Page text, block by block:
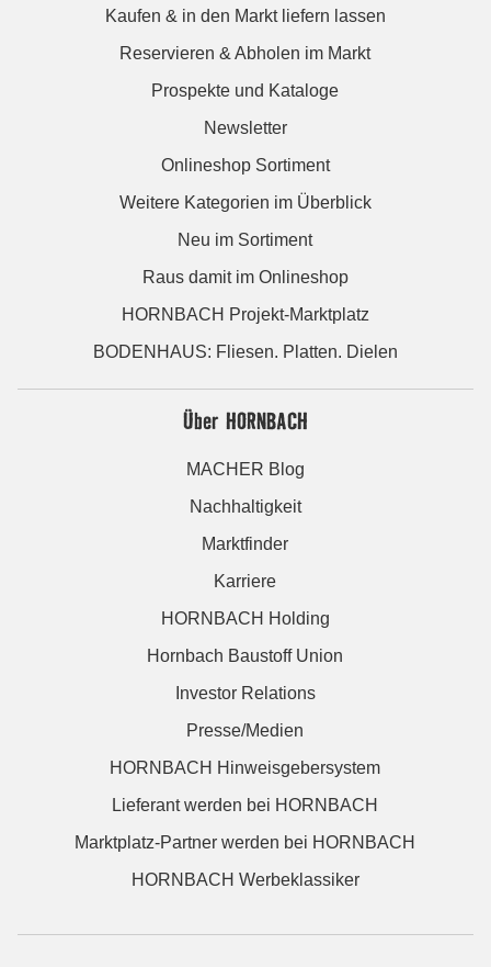
Kaufen & in den Markt liefern lassen
Reservieren & Abholen im Markt
Prospekte und Kataloge
Newsletter
Onlineshop Sortiment
Weitere Kategorien im Überblick
Neu im Sortiment
Raus damit im Onlineshop
HORNBACH Projekt-Marktplatz
BODENHAUS: Fliesen. Platten. Dielen
Über HORNBACH
MACHER Blog
Nachhaltigkeit
Marktfinder
Karriere
HORNBACH Holding
Hornbach Baustoff Union
Investor Relations
Presse/Medien
HORNBACH Hinweisgebersystem
Lieferant werden bei HORNBACH
Marktplatz-Partner werden bei HORNBACH
HORNBACH Werbeklassiker